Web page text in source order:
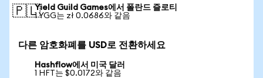
🇵🇱Yield Guild Games에서 폴란드 즐로티
1 YGG는 zł 0.0686와 같음
다른 암호화폐를 USD로 전환하세요
Hashflow에서 미국 달러
1 HFT는 $0.0172와 같음